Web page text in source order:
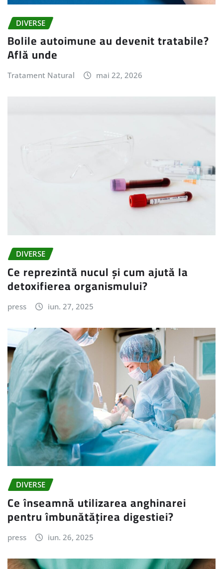
DIVERSE
Bolile autoimune au devenit tratabile?
Află unde
Tratament Natural mai 22, 2026
DIVERSE
Ce reprezintă nucul și cum ajută la
detoxifierea organismului?
press iun. 27, 2025
DIVERSE
Ce înseamnă utilizarea anghinarei
pentru îmbunătățirea digestiei?
press iun. 26, 2025